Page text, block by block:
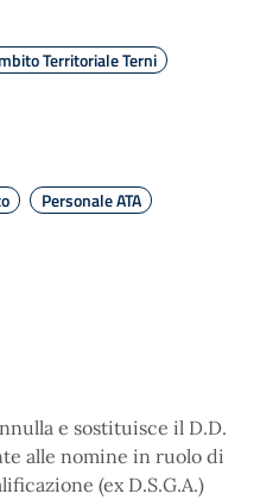
Territoriale Terni
Personale ATA
e sostituisce il D.D.
alle nomine in ruolo di
(ex D.S.G.A.)